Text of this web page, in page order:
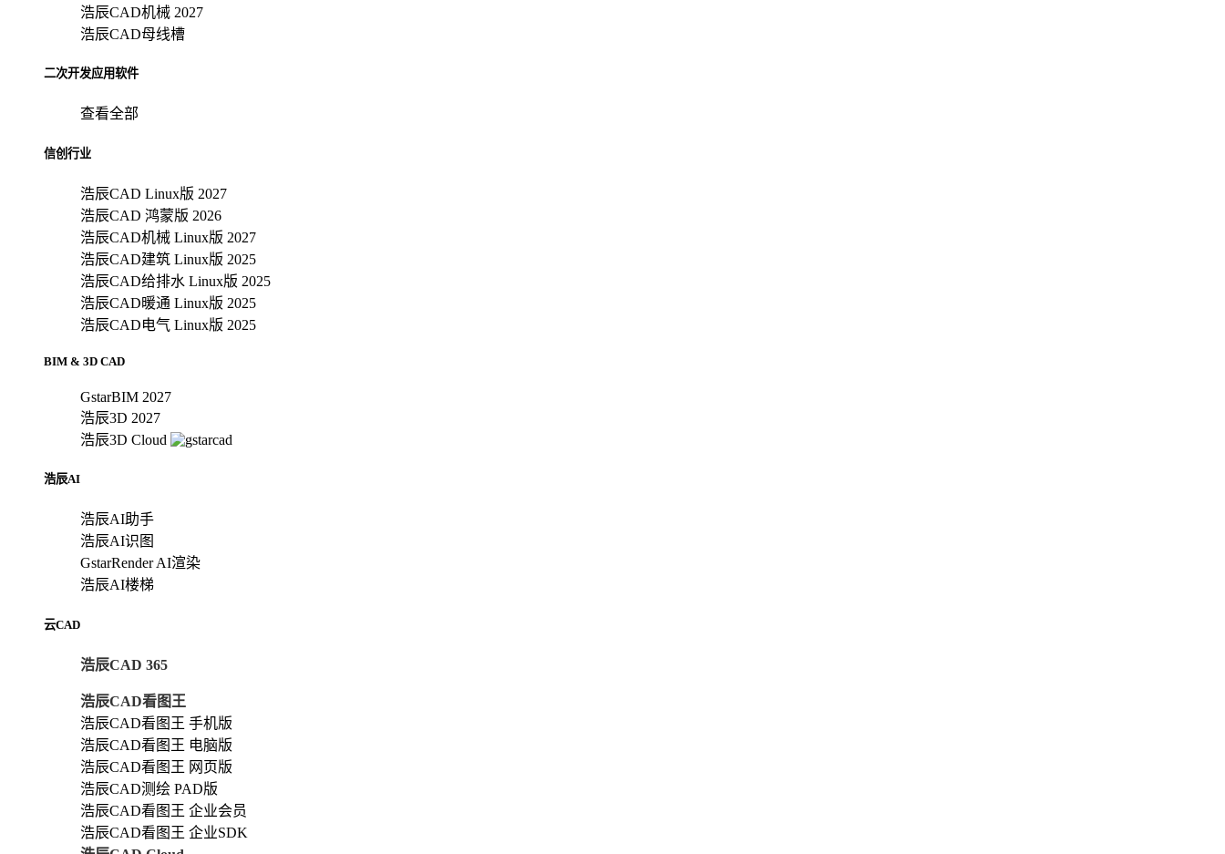
浩辰CAD机械 2027
浩辰CAD母线槽
二次开发应用软件
查看全部
信创行业
浩辰CAD Linux版 2027
浩辰CAD 鸿蒙版 2026
浩辰CAD机械 Linux版 2027
浩辰CAD建筑 Linux版 2025
浩辰CAD给排水 Linux版 2025
浩辰CAD暖通 Linux版 2025
浩辰CAD电气 Linux版 2025
BIM & 3D CAD
GstarBIM 2027
浩辰3D 2027
浩辰3D Cloud
浩辰AI
浩辰AI助手
浩辰AI识图
GstarRender AI渲染
浩辰AI楼梯
云CAD
浩辰CAD 365
浩辰CAD看图王
浩辰CAD看图王 手机版
浩辰CAD看图王 电脑版
浩辰CAD看图王 网页版
浩辰CAD测绘 PAD版
浩辰CAD看图王 企业会员
浩辰CAD看图王 企业SDK